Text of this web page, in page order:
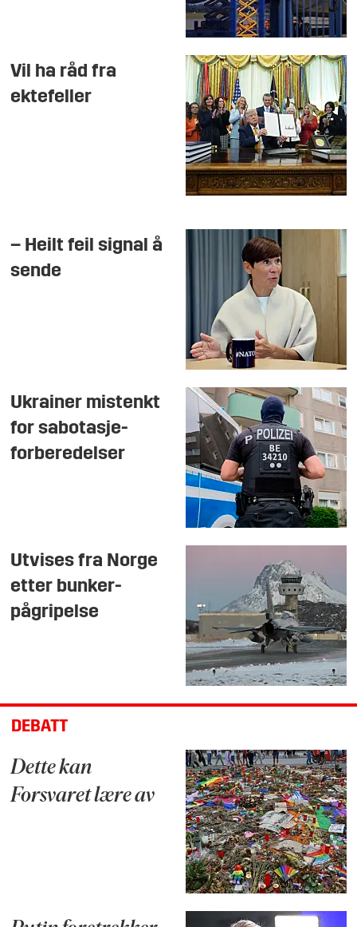
Vil ha råd fra
ektefeller
– Heilt feil signal å
sende
Ukrainer mistenkt
for sabotasje-
forberedelser
Utvises fra Norge
etter bunker-
pågripelse
DEBATT
Dette kan
Forsvaret lære av